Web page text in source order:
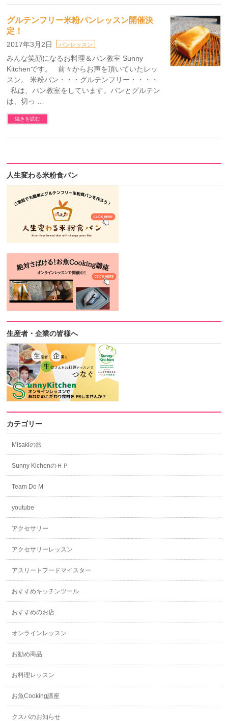
グルテンフリー米粉パンレッスン開催決
定！
2017年3月2日 パンレッスン
みんな笑顔になるお料理＆パン教室 Sunny
Kitchenです。 前々からお声を頂いていたレッ
スン。 米粉パン・・・グルテンフリー・・・・
私は、パン教室をしています。パンとグルテン
は、切っ …
続きを読む
人生変わる米粉食パン
生産者・企業の皆様へ
カテゴリー
Misakiの旅
Sunny KichenのＨＰ
Team Do M
youtube
アクセサリー
アクセサリーレッスン
アスリートフードマイスター
おすすめキッチンツール
おすすめのお店
オンラインレッスン
お勧め商品
お料理レッスン
お魚Cooking講座
クスパのお知らせ